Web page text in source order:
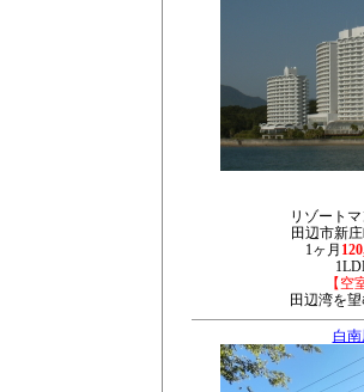
リゾート
田辺市新
1ヶ月
【空
田辺湾を
白南